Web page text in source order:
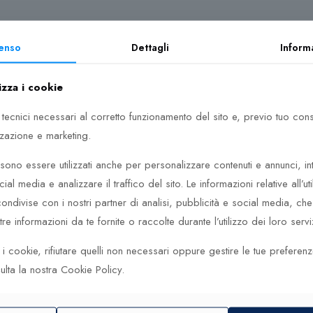
colori
colori
per trovare il modello perfetto per te. Nella gamma Daniel
dal gusto e dalle esigenze, potrai scegliere un
automatici o orologi con cinturino in pelle.
il quadrante e trova gli orologi tondi, quadrati o rettangolari
altre cose, orologi da donna eleganti o un orologio da uomo
collezioni Classic, Petite e Iconic hanno quadranti grandi
accessorio pratico per tutti i giorni. Gli orologi sono anche
aiuta ad esprimere la tua personalità e il tuo stile. Lascia che
Dettagli
i cookie
necessari al corretto funzionamento del sito e, previo tuo
e marketing.
essere utilizzati anche per personalizzare contenuti e annunci,
media e analizzare il traffico del sito. Le informazioni relative
con i nostri partner di analisi, pubblicità e social media,
informazioni da te fornite o raccolte durante l’utilizzo dei loro
i cookie, rifiutare quelli non necessari oppure gestire le tue
la nostra Cookie Policy.